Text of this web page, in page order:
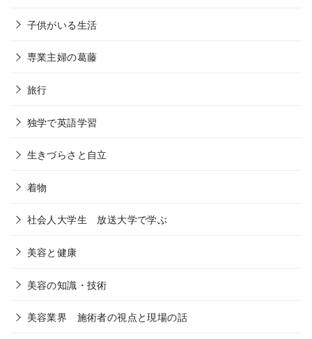
子供がいる生活
専業主婦の葛藤
旅行
独学で英語学習
生きづらさと自立
着物
社会人大学生 放送大学で学ぶ
美容と健康
美容の知識・技術
美容業界 施術者の視点と現場の話